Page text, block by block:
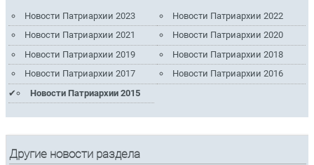
Новости Патриархии 2023
Новости Патриархии 2022
Новости Патриархии 2021
Новости Патриархии 2020
Новости Патриархии 2019
Новости Патриархии 2018
Новости Патриархии 2017
Новости Патриархии 2016
Новости Патриархии 2015
Другие новости раздела